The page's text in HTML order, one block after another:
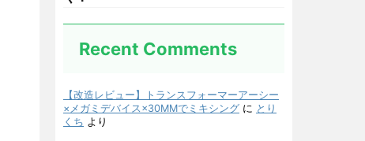
Recent Comments
【改造レビュー】トランスフォーマーアーシー
×メガミデバイス×30MMでミキシング に とり
くち より